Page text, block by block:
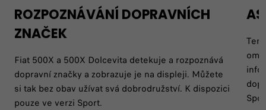
ROZPOZNÁVÁNÍ DOPRAVNÍCH
ZNAČEK
Fiat 500X a 500X Dolcevita detekuje a rozpoznává
dopravní značky a zobrazuje je na displeji. Můžete
si tak bez obav užívat svá dobrodružství. K dispozici
pouze ve verzi Sport.